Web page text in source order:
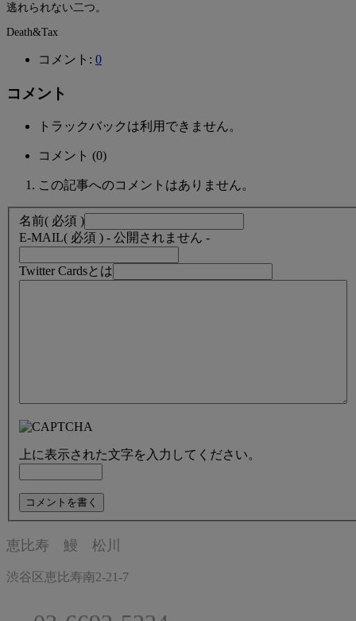
逃れられない二つ。
Death&Tax
コメント: 0
コメント
トラックバックは利用できません。
コメント (0)
この記事へのコメントはありません。
名前( 必須 )
E-MAIL( 必須 ) - 公開されません -
Twitter Cardsとは
上に表示された文字を入力してください。
恵比寿 鰻 松川
渋谷区恵比寿南2-21-7